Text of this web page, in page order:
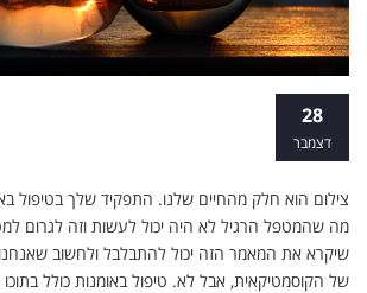
28
דצמבר
צילום הוא חלק מהחיים שלנו. התפקיד שלך בטיפול
מה שהמטפל הרגיל לא היה יכול לעשות וזה לגרום
שיקרא את המאמר הזה יכול להתבלבל ולחשוב
של הקוסמטיקאית, אבל לא. טיפול באומנות כולל